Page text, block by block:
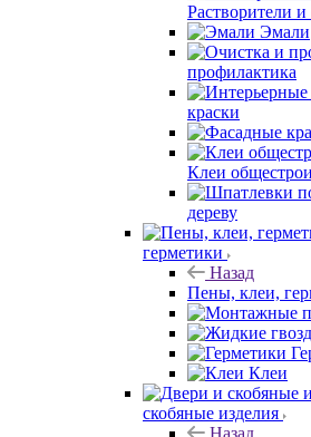
Растворители и
Эмали
профилактика
краски
Клеи
дереву
герметики
Назад
Пены, клеи,
Клеи
скобяные изделия
Назад